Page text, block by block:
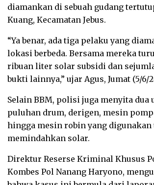
diamankan di sebuah gudang
Kuang, Kecamatan Jebus.
“Ya benar, ada tiga pelaku yang
lokasi berbeda. Bersama mereka
ribuan liter solar subsidi dan
bukti lainnya,” ujar Agus, Jumat (5/6/
Selain BBM, polisi juga menyita dua
puluhan drum, derigen, mesin
hingga mesin robin yang
memindahkan solar.
Direktur Reserse Kriminal Khusus
Kombes Pol Nanang Haryono,